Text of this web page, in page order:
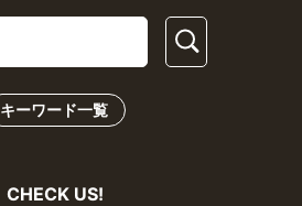
キーワード一覧
CHECK US!